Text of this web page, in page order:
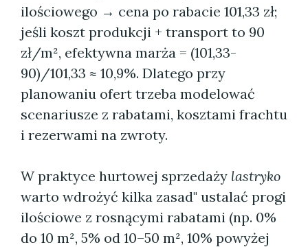
ilościowego → cena po rabacie 101,33 zł;
jeśli koszt produkcji + transport to 90
zł/m², efektywna marża = (101,33-
90)/101,33 ≈ 10,9%. Dlatego przy
planowaniu ofert trzeba modelować
scenariusze z rabatami, kosztami frachtu
i rezerwami na zwroty.
W praktyce hurtowej sprzedaży lastryko
warto wdrożyć kilka zasad" ustalać progi
ilościowe z rosnącymi rabatami (np. 0%
do 10 m², 5% od 10–50 m², 10% powyżej